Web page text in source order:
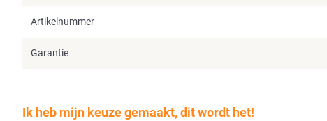
Artikelnummer
Garantie
Ik heb mijn keuze gemaakt, dit wordt het!